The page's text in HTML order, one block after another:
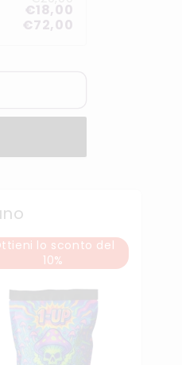
€18,00
€72,00
lo sconto del
10%